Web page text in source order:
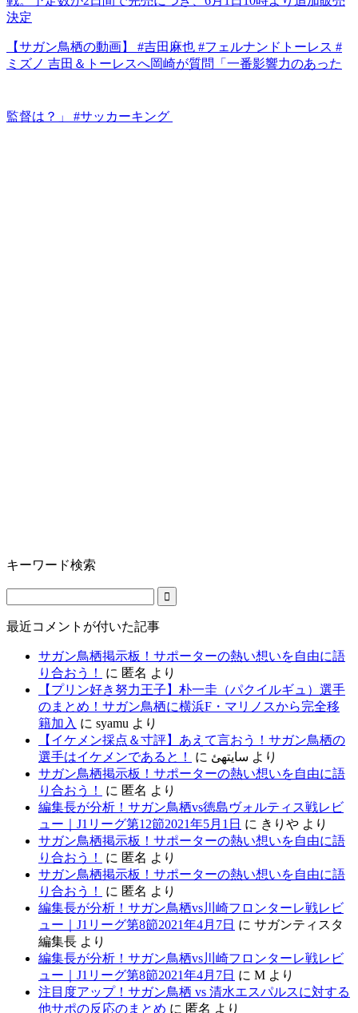
決定
【サガン鳥栖の動画】 #吉田麻也 #フェルナンドトーレス #
ミズノ 吉田＆トーレスへ岡崎が質問「一番影響力のあった
監督は？」 #サッカーキング
キーワード検索
最近コメントが付いた記事
サガン鳥栖掲示板！サポーターの熱い想いを自由に語
り合おう！
に 匿名 より
【プリン好き努力王子】朴一圭（パクイルギュ）選手
のまとめ！サガン鳥栖に横浜F・マリノスから完全移
籍加入 に syamu より
【イケメン採点＆寸評】あえて言おう！サガン鳥栖の
選手はイケメンであると！
に سایتهئ より
サガン鳥栖掲示板！サポーターの熱い想いを自由に語
り合おう！
に 匿名 より
編集長が分析！サガン鳥栖vs徳島ヴォルティス戦レビ
ュー｜J1リーグ第12節2021年5月1日 に きりや より
サガン鳥栖掲示板！サポーターの熱い想いを自由に語
り合おう！
に 匿名 より
サガン鳥栖掲示板！サポーターの熱い想いを自由に語
り合おう！
に 匿名 より
編集長が分析！サガン鳥栖vs川崎フロンターレ戦レビ
ュー｜J1リーグ第8節2021年4月7日 に サガンティスタ
編集長 より
編集長が分析！サガン鳥栖vs川崎フロンターレ戦レビ
ュー｜J1リーグ第8節2021年4月7日 に M より
注目度アップ！サガン鳥栖 vs 清水エスパルスに対する
他サポの反応のまとめ に 匿名 より